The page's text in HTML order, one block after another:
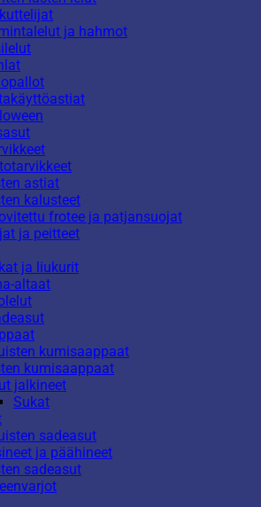
ja hahmot
astiat
kalusteet
frotee ja patjansuojat
ja peitteet
ja liukurit
altaat
kumisaappaat
kumisaappaat
jalkineet
Sukat
sadeasut
ja päähineet
sadeasut